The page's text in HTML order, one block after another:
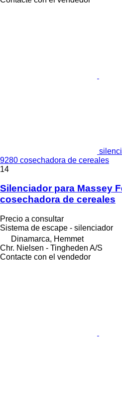
9280 cosechadora de cereales
14
Silenciador para Massey
cosechadora de cereales
Precio a consultar
Sistema de escape - silenciador
Dinamarca, Hemmet
Chr. Nielsen - Tingheden A/S
Contacte con el vendedor